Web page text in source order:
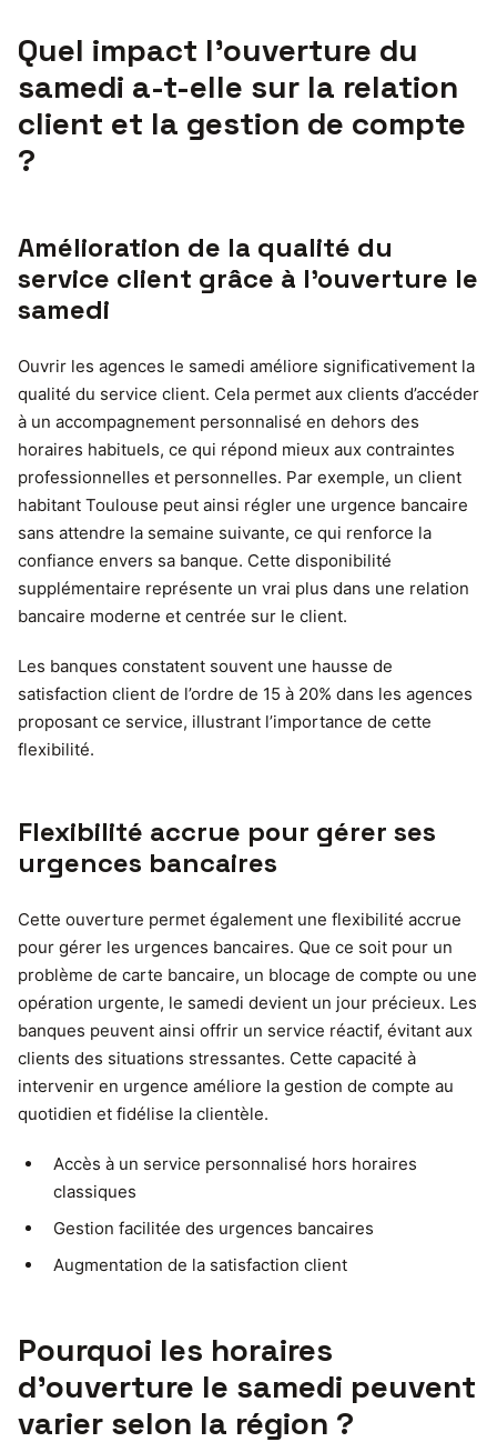
Quel impact l’ouverture du
samedi a-t-elle sur la relation
client et la gestion de compte
?
Amélioration de la qualité du
service client grâce à l’ouverture le
samedi
Ouvrir les agences le samedi améliore significativement la
qualité du service client. Cela permet aux clients d’accéder
à un accompagnement personnalisé en dehors des
horaires habituels, ce qui répond mieux aux contraintes
professionnelles et personnelles. Par exemple, un client
habitant Toulouse peut ainsi régler une urgence bancaire
sans attendre la semaine suivante, ce qui renforce la
confiance envers sa banque. Cette disponibilité
supplémentaire représente un vrai plus dans une relation
bancaire moderne et centrée sur le client.
Les banques constatent souvent une hausse de
satisfaction client de l’ordre de 15 à 20% dans les agences
proposant ce service, illustrant l’importance de cette
flexibilité.
Flexibilité accrue pour gérer ses
urgences bancaires
Cette ouverture permet également une flexibilité accrue
pour gérer les urgences bancaires. Que ce soit pour un
problème de carte bancaire, un blocage de compte ou une
opération urgente, le samedi devient un jour précieux. Les
banques peuvent ainsi offrir un service réactif, évitant aux
clients des situations stressantes. Cette capacité à
intervenir en urgence améliore la gestion de compte au
quotidien et fidélise la clientèle.
Accès à un service personnalisé hors horaires
classiques
Gestion facilitée des urgences bancaires
Augmentation de la satisfaction client
Pourquoi les horaires
d’ouverture le samedi peuvent
varier selon la région ?